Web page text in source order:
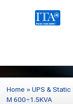
Home »UPS & Static
M 600÷1.5KVA